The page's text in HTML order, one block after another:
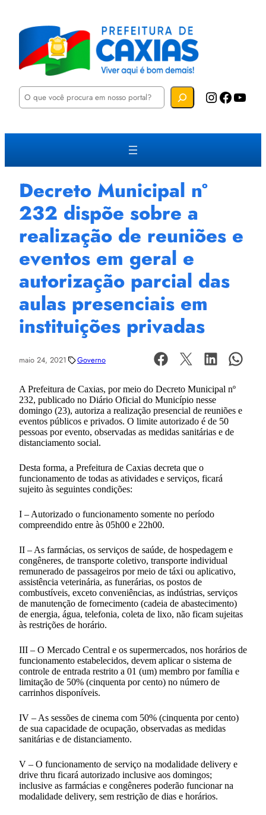
P
u
a
Instagram Facebook YouTube
Decreto Municipal nº
232 dispõe sobre a
realização de reuniões e
eventos em geral e
autorização parcial das
aulas presenciais em
instituições privadas
maio 24, 2021 Governo
A Prefeitura de Caxias, por meio do Decreto Municipal nº
232, publicado no Diário Oficial do Município nesse
domingo (23), autoriza a realização presencial de reuniões e
eventos públicos e privados. O limite autorizado é de 50
pessoas por evento, observadas as medidas sanitárias e de
distanciamento social.
Desta forma, a Prefeitura de Caxias decreta que o
funcionamento de todas as atividades e serviços, ficará
sujeito às seguintes condições:
I – Autorizado o funcionamento somente no período
compreendido entre às 05h00 e 22h00.
II – As farmácias, os serviços de saúde, de hospedagem e
congêneres, de transporte coletivo, transporte individual
remunerado de passageiros por meio de táxi ou aplicativo,
assistência veterinária, as funerárias, os postos de
combustíveis, exceto conveniências, as indústrias, serviços
de manutenção de fornecimento (cadeia de abastecimento)
de energia, água, telefonia, coleta de lixo, não ficam sujeitas
às restrições de horário.
III – O Mercado Central e os supermercados, nos horários de
funcionamento estabelecidos, devem aplicar o sistema de
controle de entrada restrito a 01 (um) membro por família e
limitação de 50% (cinquenta por cento) no número de
carrinhos disponíveis.
IV – As sessões de cinema com 50% (cinquenta por cento)
de sua capacidade de ocupação, observadas as medidas
sanitárias e de distanciamento.
V – O funcionamento de serviço na modalidade delivery e
drive thru ficará autorizado inclusive aos domingos;
inclusive as farmácias e congêneres poderão funcionar na
modalidade delivery, sem restrição de dias e horários.